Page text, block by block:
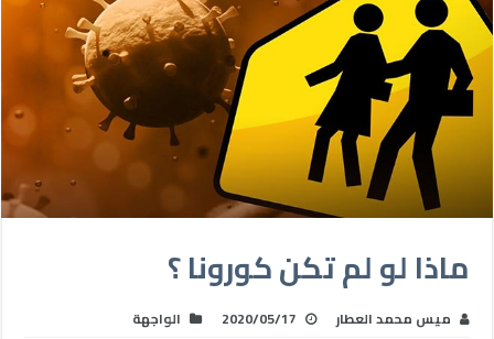
ماذا لو لم تكن كورونا ؟
ميس محمد العطار 2020/05/17 الواجهة